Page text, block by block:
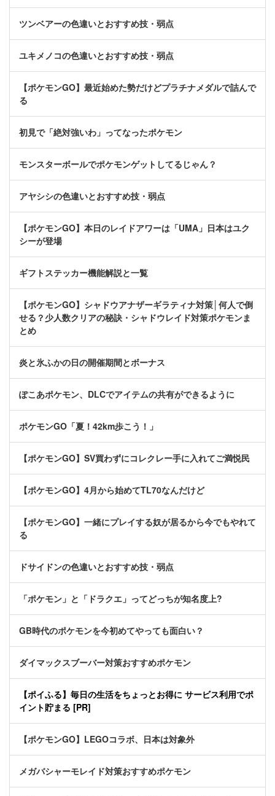
ツンベアーの色違いとおすすめ技・弱点
ユキメノコの色違いとおすすめ技・弱点
【ポケモンGO】最近始めた勢だけどプラチナメダルで詰んで
る
初見で「絶対強いわ」ってなったポケモン
モンスターボールでポケモンゲットしてるじゃん？
アヤシシの色違いとおすすめ技・弱点
【ポケモンGO】本日のレイドアワーは「UMA」日本はユク
シーが登場
ギフトステッカー機能解説と一覧
【ポケモンGO】シャドウアナザーギラティナ対策│何人で倒
せる？少人数クリアの秘訣・シャドウレイド対策ポケモンま
とめ
炎と氷ふかの日の開催期間とボーナス
ぽこあポケモン、DLCでアイテムの共有ができるように
ポケモンGO「夏！42km歩こう！」
【ポケモンGO】SV買わずにコレクレー手に入れてご満悦民
【ポケモンGO】4月から始めてTL70なんだけど
【ポケモンGO】一緒にプレイする奴が居るから今でもやれて
る
ドサイドンの色違いとおすすめ技・弱点
「ポケモン」と「ドラクエ」ってどっちが知名度上?
GB時代のポケモンを今初めてやっても面白い？
ダイマックスブーバー対策おすすめポケモン
【ポイふる】毎日の生活をちょっとお得に サービス利用でポ
イント貯まる [PR]
【ポケモンGO】LEGOコラボ、日本は対象外
メガバシャーモレイド対策おすすめポケモン